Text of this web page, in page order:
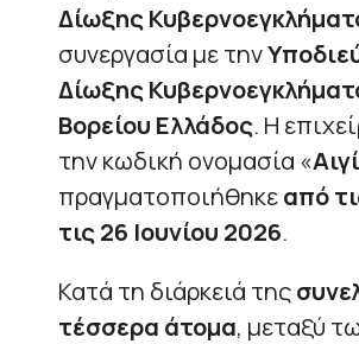
Δίωξης
συνεργασία με την
Δίωξης
Βορείου Ελλάδος. Η
την κωδική ονομασία «
πραγματοποιήθηκεαπό
τις 26 Ιουνίου 2026.
Κατά τη διάρκειά της
τέσσερα άτομα, μεταξύ